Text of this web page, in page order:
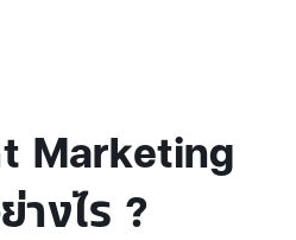
Marketing
งไร ?